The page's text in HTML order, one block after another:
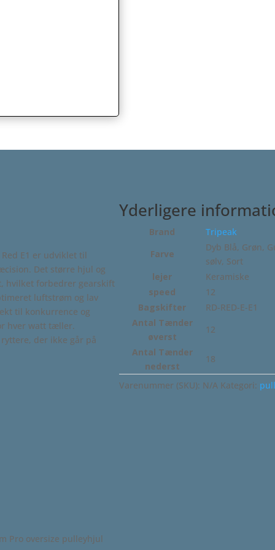
E1 er udviklet til
Det større hjul og
hvilket forbedrer gearskift
luftstrøm og lav
til konkurrence og
hver watt tæller.
ryttere, der ikke går på
Pro oversize pulleyhjul
Yderligere
Brand
Tripeak
Farve
Dyb Blå, Grøn,
sølv, Sort
lejer
Keramiske
speed
12
Bagskifter
RD-RED-E-E1
Antal Tænder
øverst
12
Antal Tænder
nederst
18
Varenummer (SKU): N/A Kategori: